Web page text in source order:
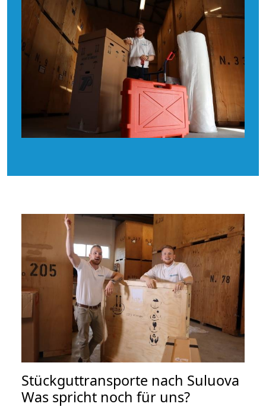
Stückguttransporte nach Suluova
Was spricht noch für uns?